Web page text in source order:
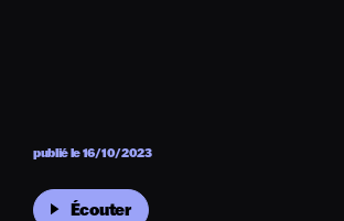
Écouter
publié le 16/10/2023